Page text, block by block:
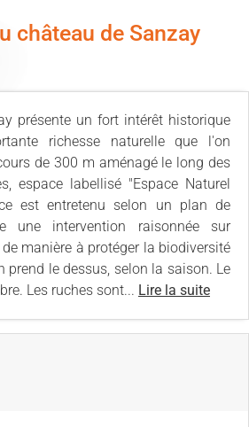
château de Sanzay
présente un fort intérêt historique
richesse naturelle que l'on
de 300 m aménagé le long des
espace labellisé "Espace Naturel
est entretenu selon un plan de
une intervention raisonnée sur
manière à protéger la biodiversité
prend le dessus, selon la saison. Le
Les ruches sont... Lire la suite